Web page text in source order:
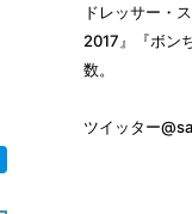
ドレッサー・
2017』『ボン
数。
ツイッター